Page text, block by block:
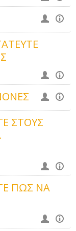
ΣΤΟΥΣ
ΠΩΣ ΝΑ